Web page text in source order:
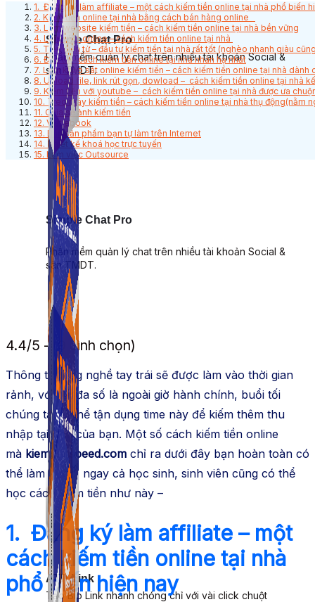
Simple Chat Pro
Phần mềm quản lý chat trên nhiều tài khoản Social &
sàn TMDT.
ATP Link
Tạo Bio Link nhanh chóng chỉ với vài click chuột
Simple Chat Pro
Phần mềm quản lý chat trên nhiều tài khoản Social &
sàn TMDT.
1. Đăng ký làm affiliate – một cách kiếm tiền online tại nhà phổ biến
2. Kiếm tiền online tại nhà bằng cách bán hàng online
3. Làm website kiếm tiền – cách kiếm tiền online tại nhà bền vững
4. Làm việc online – cách kiếm tiền online tại nhà
5. Tiền điện tử – đầu tư kiếm tiền tại nhà rất tốt (nghèo nhanh giàu
6. Đầu tư – cách kiếm tiền online tại nhà nhàn hạ nhất
7. Làm khảo sát online kiếm tiền – cách kiếm tiền online tại nhà dành
8. Upload file, link rút gọn, dowload – cách kiếm tiền online tại nhà
9. Kiếm tiền với youtube – cách kiếm tiền online tại nhà được ưa
10. Treo máy kiếm tiền – cách kiếm tiền online tại nhà thụ động(nằm
11. Chia sẻ ảnh kiếm tiền
12. Viết ebook
13. Bán sản phẩm bạn tự làm trên Internet
14. Thiết kế khoá học trực tuyến
15. Làm việc Outsource
4.4/5 - (9 bình chọn)
Thông thường nghề tay trái sẽ được làm vào thời gian
rảnh, với đại đa số là ngoài giờ hành chính, buổi tối
chúng ta có thể tận dụng time này để kiếm thêm thu
nhập tại nhà của bạn. Một số cách kiếm tiền online
mà kiemtienspeed.com chỉ ra dưới đây bạn hoàn toàn có
thể làm được, ngay cả học sinh, sinh viên cũng có thể
học cách kiếm tiền như này –
1. Đăng ký làm affiliate – một
cách kiếm tiền online tại nhà
phổ biến hiện nay